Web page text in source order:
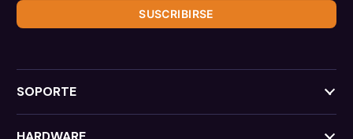
SUSCRIBIRSE
SOPORTE